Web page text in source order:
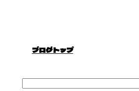
ブログトップ